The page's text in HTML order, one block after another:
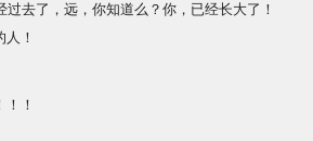
去了，远，你知道么？你，已经长大了！
！
！